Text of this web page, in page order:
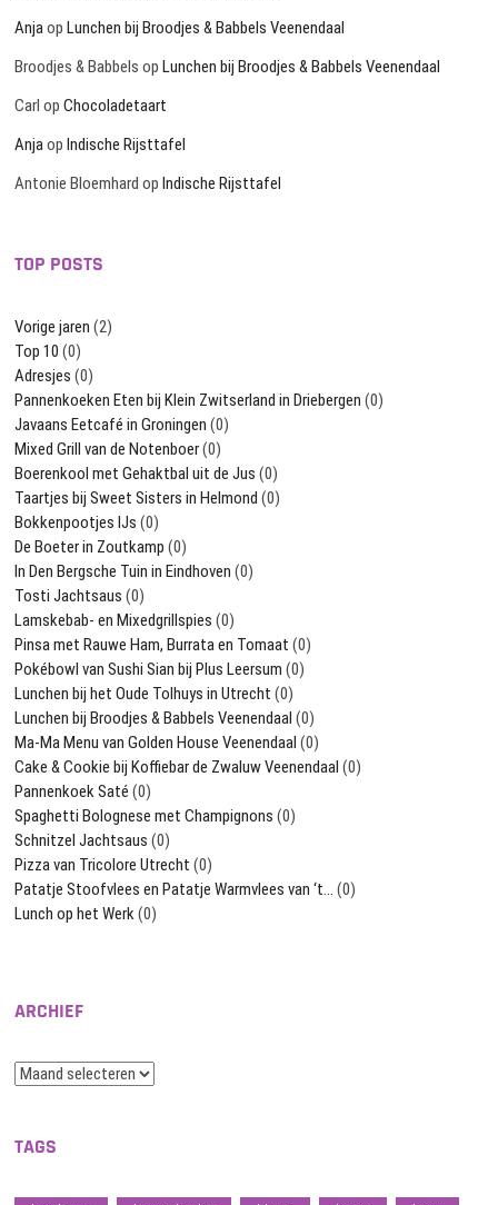
AnjaopLunchen bij Broodjes & Babbels Veenendaal
Broodjes & Babbels opLunchen bij Broodjes & Babbels Veenendaal
Carl opChocoladetaart
AnjaopIndische Rijsttafel
Antonie Bloemhard opIndische Rijsttafel
TOP POSTS
Vorige jaren (2)
Top 10 (0)
Adresjes (0)
Pannenkoeken Eten bij Klein Zwitserland in Driebergen (0)
Javaans Eetcafé in Groningen (0)
Mixed Grill van de Notenboer(0)
Boerenkool met Gehaktbal uit de Jus (0)
Taartjes bij Sweet Sisters in Helmond (0)
Bokkenpootjes IJs (0)
De Boeter in Zoutkamp (0)
In Den Bergsche Tuin in Eindhoven (0)
Tosti Jachtsaus (0)
Lamskebab- en Mixedgrillspies (0)
Pinsa met Rauwe Ham, Burrata en Tomaat (0)
Pokébowl van Sushi Sian bij Plus Leersum (0)
Lunchen bij het Oude Tolhuys in Utrecht (0)
Lunchen bij Broodjes & Babbels Veenendaal (0)
Ma-Ma Menu van Golden House Veenendaal (0)
Cake & Cookie bij Koffiebar de Zwaluw Veenendaal (0)
Pannenkoek Saté (0)
Spaghetti Bolognese met Champignons (0)
Schnitzel Jachtsaus (0)
Pizza van Tricolore Utrecht (0)
Patatje Stoofvlees en Patatje Warmvlees van ‘t… (0)
Lunch op het Werk(0)
ARCHIEF
Archief
TAGS